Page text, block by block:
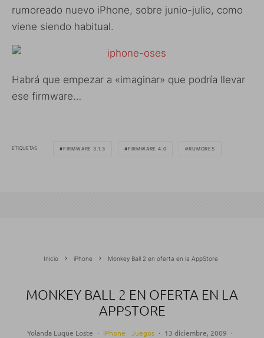
rumoreado nuevo iPhone, sobre junio-julio, como
viene siendo habitual.
Habrá que empezar a «imaginar» que podría llevar
ese firmware…
ETIQUETAS FIRMWARE 3.1.3 FIRMWARE 4.0 RUMORES
Inicio iPhone Monkey Ball 2 en oferta en la AppStore
MONKEY BALL 2 EN OFERTA EN LA
APPSTORE
Yolanda Luque Loste · iPhone Juegos · 13 diciembre, 2009 ·